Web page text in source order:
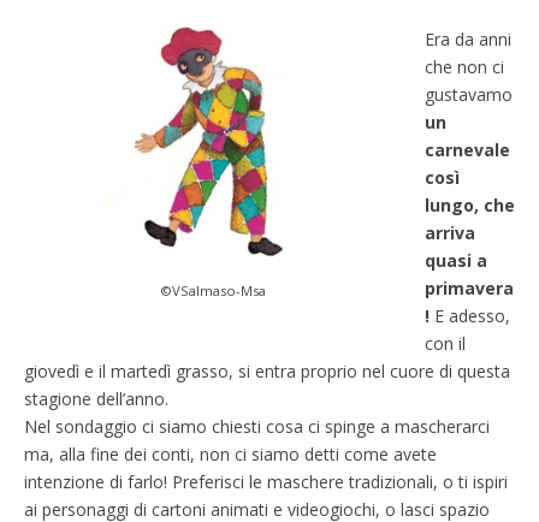
©VSalmaso-Msa
Era da anni
che non ci
gustavamo
un
carnevale
così
lungo, che
arriva
quasi a
primavera
! E adesso,
con il
giovedì e il martedì grasso, si entra proprio nel cuore di questa
stagione dell’anno.
Nel sondaggio ci siamo chiesti cosa ci spinge a mascherarci
ma, alla fine dei conti, non ci siamo detti come avete
intenzione di farlo! Preferisci le maschere tradizionali, o ti ispiri
ai personaggi di cartoni animati e videogiochi, o lasci spazio